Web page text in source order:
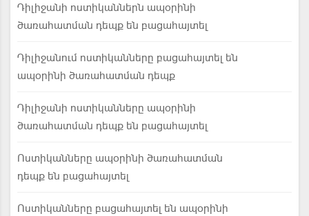
Դիլիջանի ոստիկաններն ապօրինի
ծառահատման դեպք են բացահայտել
Դիլիջանում ոստիկանները բացահայտել են
ապօրինի ծառահատման դեպք
Դիլիջանի ոստիկանները ապօրինի
ծառահատման դեպք են բացահայտել
Ոստիկանները ապօրինի ծառահատման
դեպք են բացահայտել
Ոստիկանները բացահայտել են ապօրինի